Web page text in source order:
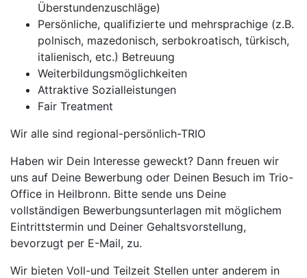
Überstundenzuschläge)
Persönliche, qualifizierte und mehrsprachige (z.B.
polnisch, mazedonisch, serbokroatisch, türkisch,
italienisch, etc.) Betreuung
Weiterbildungsmöglichkeiten
Attraktive Sozialleistungen
Fair Treatment
Wir alle sind regional-persönlich-TRIO
Haben wir Dein Interesse geweckt? Dann freuen wir
uns auf Deine Bewerbung oder Deinen Besuch im Trio-
Office in Heilbronn. Bitte sende uns Deine
vollständigen Bewerbungsunterlagen mit möglichem
Eintrittstermin und Deiner Gehaltsvorstellung,
bevorzugt per E-Mail, zu.
Wir bieten Voll-und Teilzeit Stellen unter anderem in